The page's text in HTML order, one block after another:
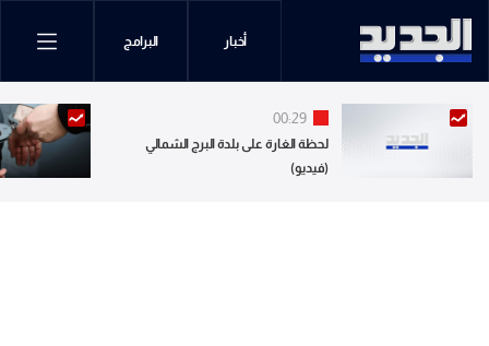
أخبار البرامج
00:29
لحظة الغارة على بلدة البرج الشمالي
(فيديو)